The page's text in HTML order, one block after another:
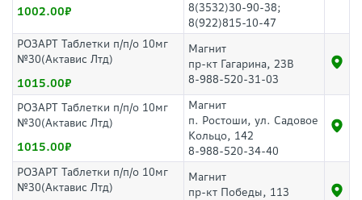
1002.00
8(3532)30-90-38;
8(922)815-10-47
РОЗАРТ Таблетки п/п/о 10мг
№30(Актавис Лтд)
1015.00
Магнит
пр-кт Гагарина, 23В
8-988-520-31-03
РОЗАРТ Таблетки п/п/о 10мг
№30(Актавис Лтд)
1015.00
Магнит
п. Ростоши, ул. Садовое
Кольцо, 142
8-988-520-34-40
РОЗАРТ Таблетки п/п/о 10мг
№30(Актавис Лтд)
Магнит
пр-кт Победы, 113